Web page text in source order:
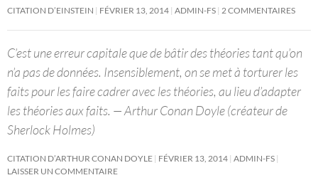
CITATION D’EINSTEIN FÉVRIER 13, 2014 ADMIN-FS 2 COMMENTAIRES
C’est une erreur capitale que de bâtir des théories tant qu’on
n’a pas de données. Insensiblement, on se met à torturer les
faits pour les faire cadrer avec les théories, au lieu d’adapter
les théories aux faits. — Arthur Conan Doyle (créateur de
Sherlock Holmes)
CITATION D’ARTHUR CONAN DOYLE FÉVRIER 13, 2014 ADMIN-FS
LAISSER UN COMMENTAIRE